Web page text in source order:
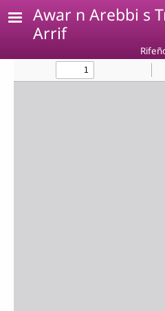
Pasar al contenido
Awar n Arebbi s
Arrif